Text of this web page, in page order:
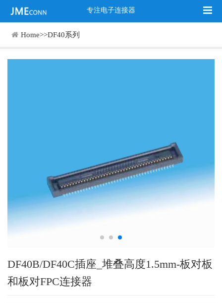
专注电子连接器
Home>>DF40系列
DF40B/DF40C插座_堆叠高度1.5mm-板对板
和板对FPC连接器